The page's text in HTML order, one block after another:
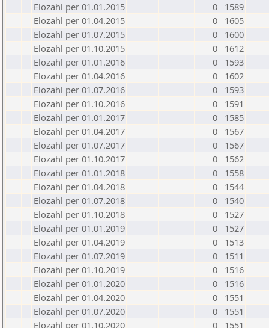
Elozahl per 01.01.2015
0
1589
Elozahl per 01.04.2015
0
1605
Elozahl per 01.07.2015
0
1600
Elozahl per 01.10.2015
0
1612
Elozahl per 01.01.2016
0
1593
Elozahl per 01.04.2016
0
1602
Elozahl per 01.07.2016
0
1593
Elozahl per 01.10.2016
0
1591
Elozahl per 01.01.2017
0
1585
Elozahl per 01.04.2017
0
1567
Elozahl per 01.07.2017
0
1567
Elozahl per 01.10.2017
0
1562
Elozahl per 01.01.2018
0
1558
Elozahl per 01.04.2018
0
1544
Elozahl per 01.07.2018
0
1540
Elozahl per 01.10.2018
0
1527
Elozahl per 01.01.2019
0
1527
Elozahl per 01.04.2019
0
1513
Elozahl per 01.07.2019
0
1511
Elozahl per 01.10.2019
0
1516
Elozahl per 01.01.2020
0
1516
Elozahl per 01.04.2020
0
1551
Elozahl per 01.07.2020
0
1551
Elozahl per 01.10.2020
0
1551